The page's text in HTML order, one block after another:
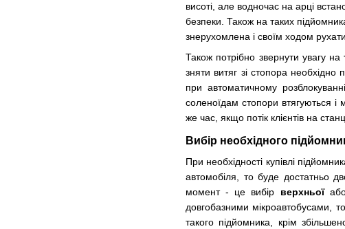
висоті, але водночас на арці
безпеки. Також на таких
знерухомлена і своїм ходом
Також потрібно звернути увагу на
зняти витяг зі стопора
при автоматичному
соленоїдам стопори втягуються і
же час, якщо потік клієнтів на
Вибір необхідного
При необхідності купівлі
автомобіля, то буде достатньо
момент - це вибір верхньої
довгобазними мікроавтобусами,
такого підйомника, крім